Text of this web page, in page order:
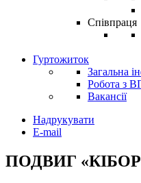
Співпраця
Гуртожиток
Загальна
Робота з
Вакансії
Надрукувати
E-mail
ПОДВИГ